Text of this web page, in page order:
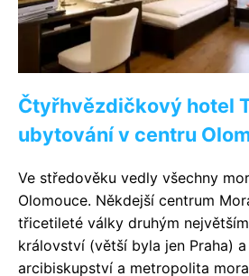
Čtyřhvězdičkový hotel
ubytování v centru
Ve středověku vedly všechny
Olomouce. Někdejší centrum
třicetileté války druhým
království (větší byla jen Praha)
arcibiskupství a metropolita